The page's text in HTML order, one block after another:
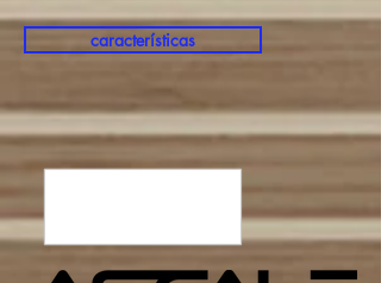
características